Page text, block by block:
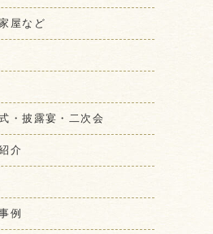
屋など
・披露宴・二次会
介
例